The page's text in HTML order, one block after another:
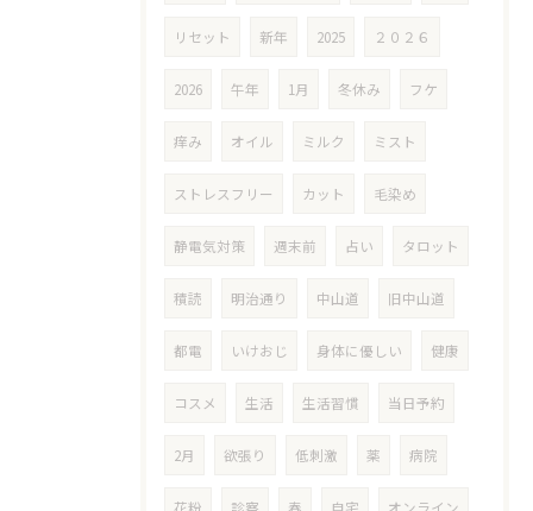
リセット 新年 2025 ２０２６
2026 午年 1月 冬休み フケ
痒み オイル ミルク ミスト
ストレスフリー カット 毛染め
静電気対策 週末前 占い タロット
積読 明治通り 中山道 旧中山道
都電 いけおじ 身体に優しい 健康
コスメ 生活 生活習慣 当日予約
2月 欲張り 低刺激 薬 病院
花粉 診察 春 自宅 オンライン